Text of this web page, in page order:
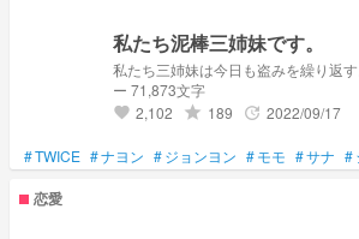
私たち泥棒三姉妹です。
私たち三姉妹は今日も盗みを繰り返す
ー 71,873文字
favorite 2,102 grade 189 update 2022/09/17
#TWICE #ナヨン #ジョンヨン #モモ #サナ #
恋愛